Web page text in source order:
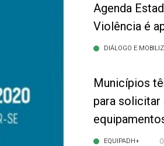
Agenda
Violência é
DIÁLOGO E
Municípios
para solicitar
EQUIPADH+